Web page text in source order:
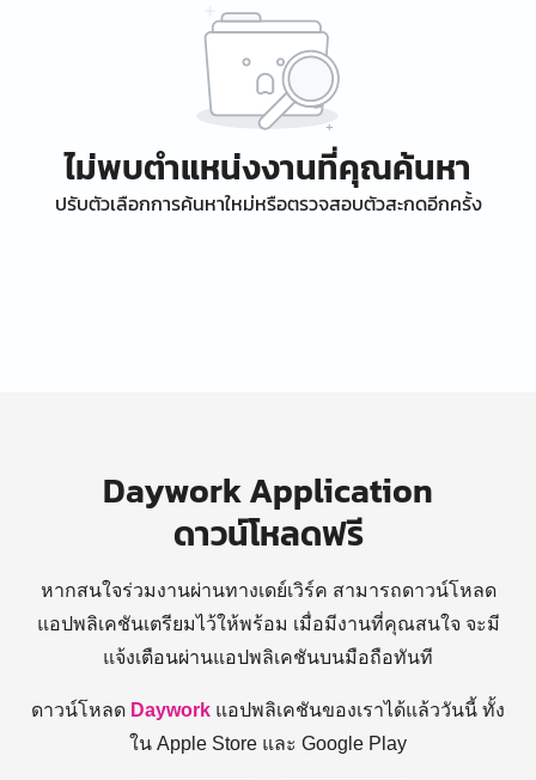
ไม่พบตำแหน่งงานที่คุณค้นหา
ปรับตัวเลือกการค้นหาใหม่หรือตรวจสอบตัวสะกดอีกครั้ง
Daywork Application
ดาวน์โหลดฟรี
หากสนใจร่วมงานผ่านทางเดย์เวิร์ค สามารถดาวน์โหลด
แอปพลิเคชันเตรียมไว้ให้พร้อม เมื่อมีงานที่คุณสนใจ จะมี
แจ้งเตือนผ่านแอปพลิเคชันบนมือถือทันที
ดาวน์โหลด Daywork แอปพลิเคชันของเราได้แล้ววันนี้ ทั้ง
ใน Apple Store และ Google Play